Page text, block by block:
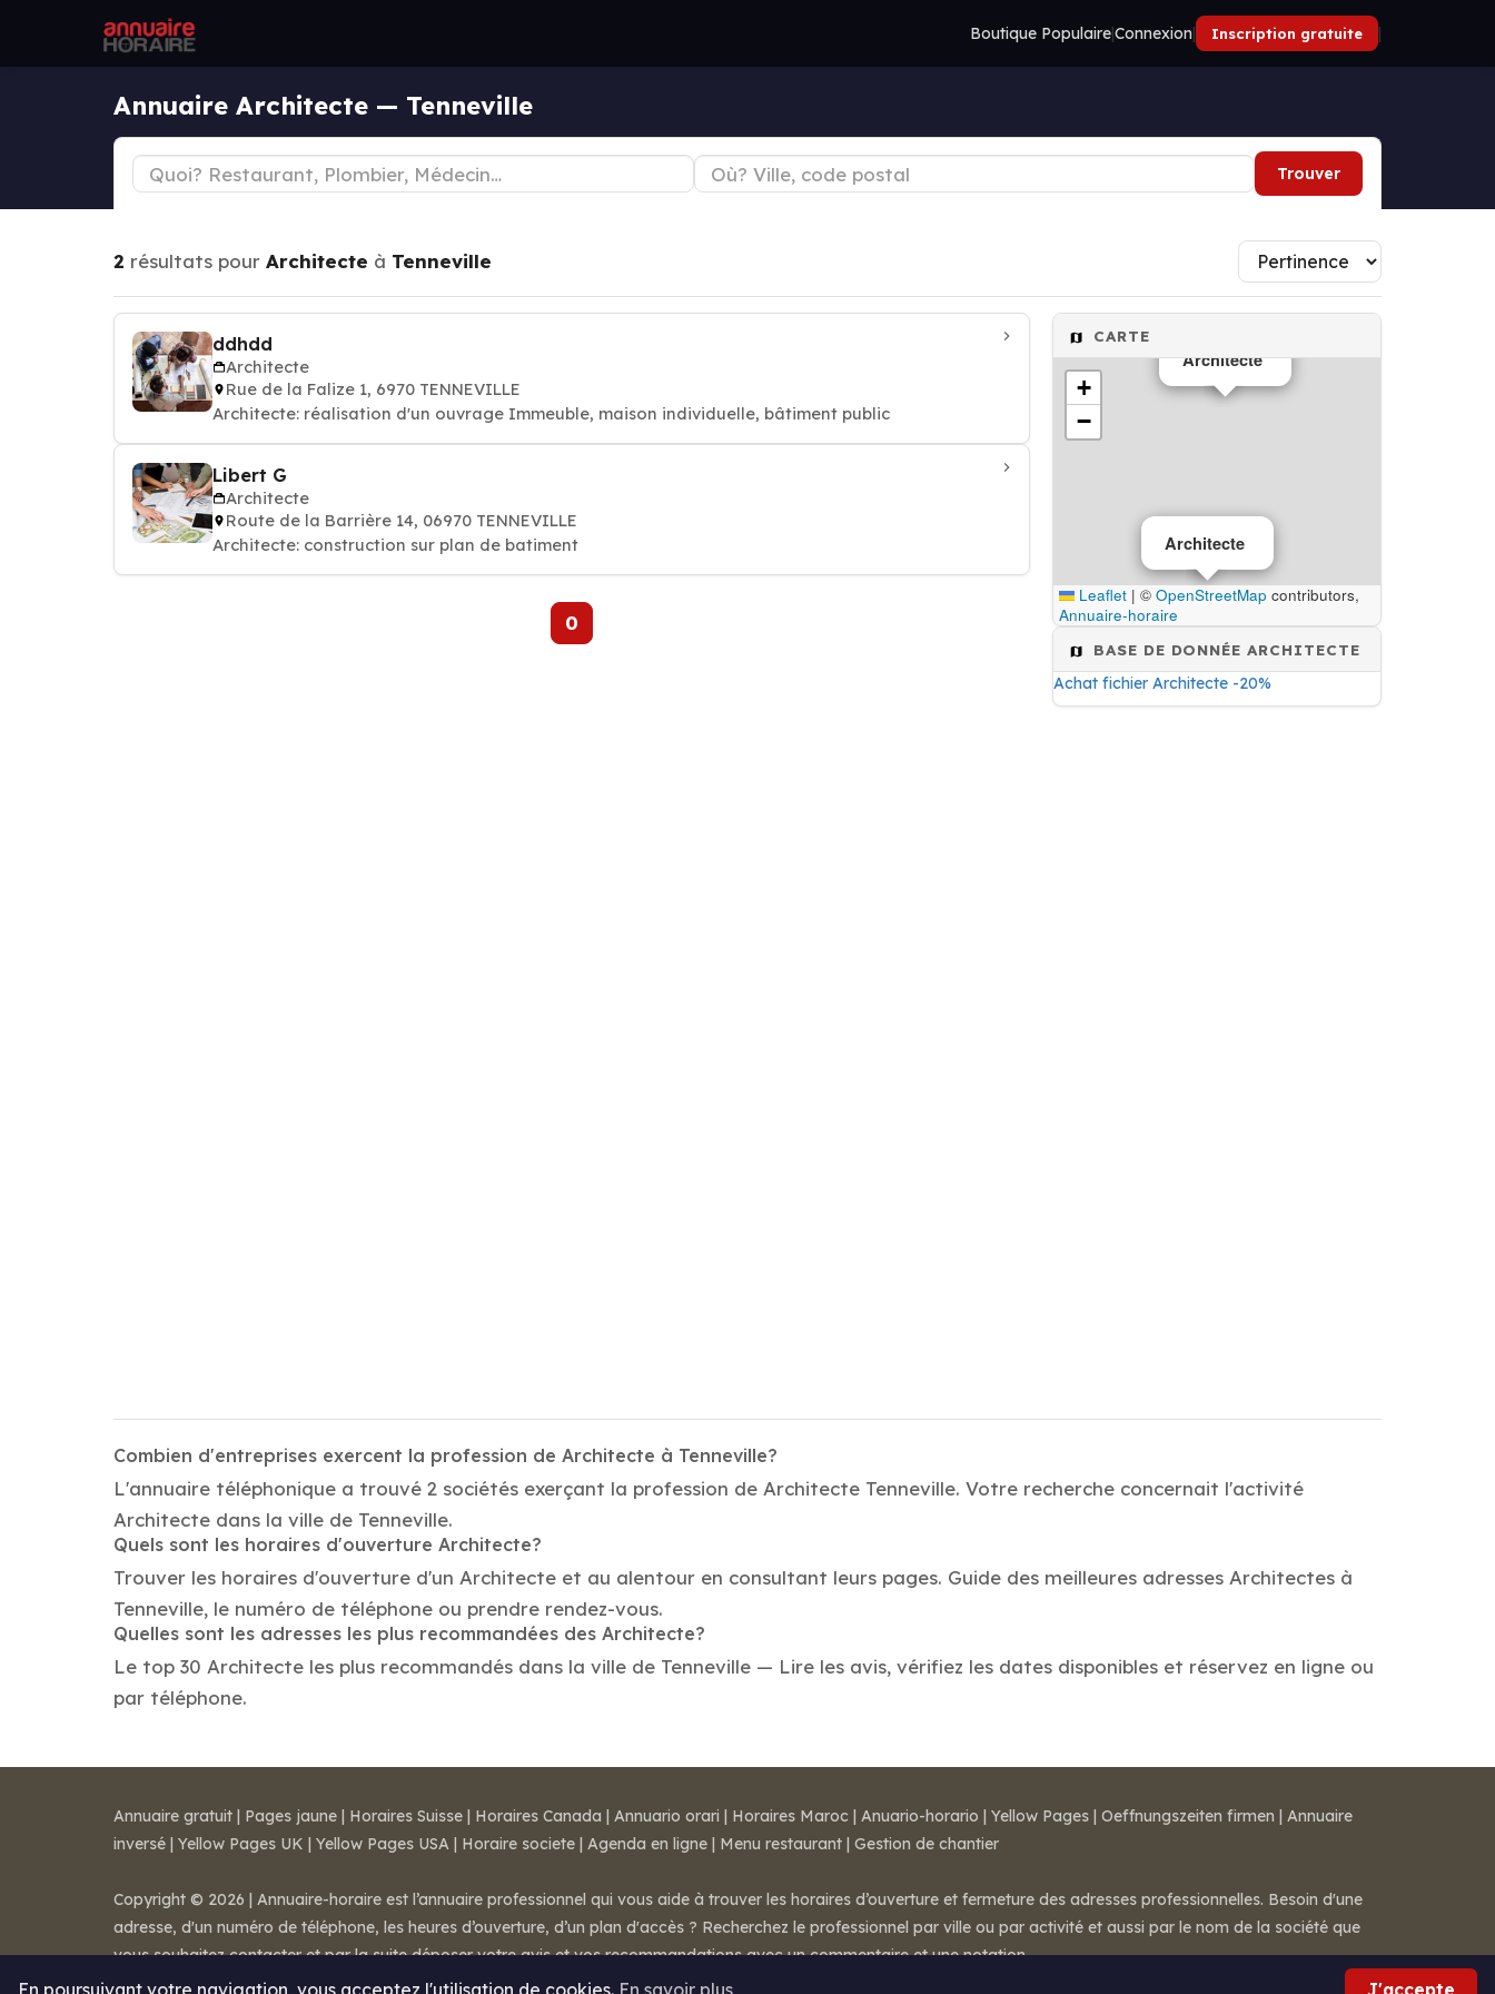
Boutique Populaire|Connexion| Inscription gratuite |
Annuaire Architecte — Tenneville
Trouver
2 résultats pour Architecte à Tenneville
ddhdd
Architecte
Rue de la Falize 1, 6970 TENNEVILLE
Architecte: réalisation d'un ouvrage Immeuble, maison individuelle, bâtiment public
Libert G
Architecte
Route de la Barrière 14, 06970 TENNEVILLE
Architecte: construction sur plan de batiment
0
CARTE
Architecte
Architecte
+
−
Leaflet | © OpenStreetMap contributors,
Annuaire-horaire
BASE DE DONNÉE ARCHITECTE
Achat fichier Architecte -20%
Combien d'entreprises exercent la profession de Architecte à Tenneville?
L'annuaire téléphonique a trouvé 2 sociétés exerçant la profession de Architecte Tenneville. Votre recherche concernait l'activité
Architecte dans la ville de Tenneville.
Quels sont les horaires d'ouverture Architecte?
Trouver les horaires d'ouverture d'un Architecte et au alentour en consultant leurs pages. Guide des meilleures adresses Architectes à
Tenneville, le numéro de téléphone ou prendre rendez-vous.
Quelles sont les adresses les plus recommandées des Architecte?
Le top 30 Architecte les plus recommandés dans la ville de Tenneville — Lire les avis, vérifiez les dates disponibles et réservez en ligne ou
par téléphone.
En poursuivant votre navigation, vous acceptez l'utilisation de cookies. En savoir plus J'accepte
Annuaire gratuit | Pages jaune | Horaires Suisse | Horaires Canada | Annuario orari | Horaires Maroc | Anuario-horario | Yellow Pages | Oeffnungszeiten firmen | Annuaire
inversé | Yellow Pages UK | Yellow Pages USA | Horaire societe | Agenda en ligne | Menu restaurant | Gestion de chantier
Copyright © 2026 | Annuaire-horaire est l’annuaire professionnel qui vous aide à trouver les horaires d’ouverture et fermeture des adresses professionnelles. Besoin d'une
adresse, d'un numéro de téléphone, les heures d’ouverture, d’un plan d'accès ? Recherchez le professionnel par ville ou par activité et aussi par le nom de la société que
vous souhaitez contacter et par la suite déposer votre avis et vos recommandations avec un commentaire et une notation.
Mentions légales-Conditions de ventes- Contact